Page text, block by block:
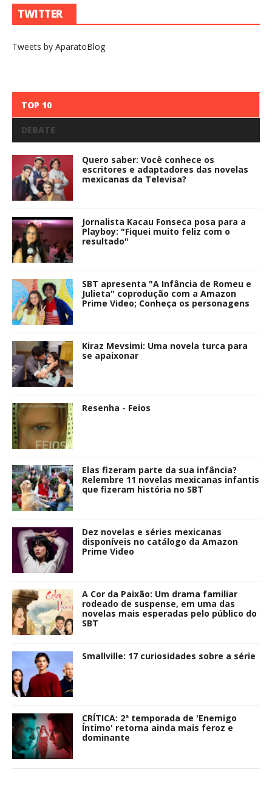
TWITTER
Tweets by AparatoBlog
TOP 10
DEBATE
Quero saber: Você conhece os
escritores e adaptadores das novelas
mexicanas da Televisa?
Jornalista Kacau Fonseca posa para a
Playboy: "Fiquei muito feliz com o
resultado"
SBT apresenta "A Infância de Romeu e
Julieta" coprodução com a Amazon
Prime Video; Conheça os personagens
Kiraz Mevsimi: Uma novela turca para
se apaixonar
Resenha - Feios
Elas fizeram parte da sua infância?
Relembre 11 novelas mexicanas infantis
que fizeram história no SBT
Dez novelas e séries mexicanas
disponíveis no catálogo da Amazon
Prime Video
A Cor da Paixão: Um drama familiar
rodeado de suspense, em uma das
novelas mais esperadas pelo público do
SBT
Smallville: 17 curiosidades sobre a série
CRÍTICA: 2ª temporada de 'Enemigo
Íntimo' retorna ainda mais feroz e
dominante